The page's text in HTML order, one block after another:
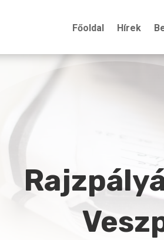
Főoldal Hírek